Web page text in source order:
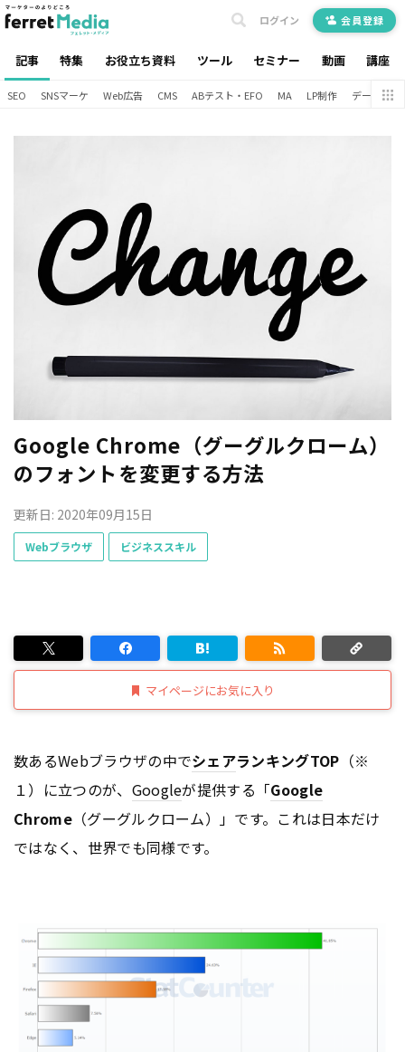
記事 特集 お役立ち資料 ツール セミナー 動画 講座
ログイン 会員登録
SEO SNSマーケ Web広告 CMS ABテスト・EFO MA LP制作 データ分析
Google Chrome（グーグルクローム）
のフォントを変更する方法
更新日: 2020年09月15日
Webブラウザ ビジネススキル
マイページにお気に入り
数あるWebブラウザの中でシェアランキングTOP （※
１）に立つのが、 Googleが提供する「Google
Chrome（グーグルクローム）」です。これは日本だけ
ではなく、世界でも同様です。